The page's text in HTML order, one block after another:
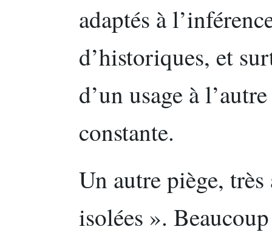
adaptés à
d’historiques, et
d’un usage à
constante.
Un autre piège,
isolées ».